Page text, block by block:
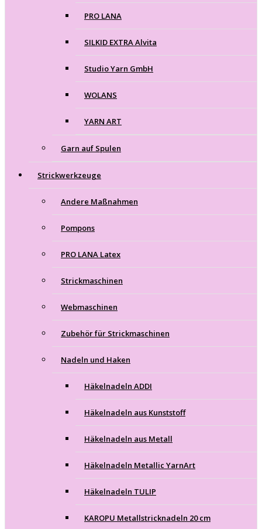
PRO LANA
SILKID EXTRA Alvita
Studio Yarn GmbH
WOLANS
YARN ART
Garn auf Spulen
Strickwerkzeuge
Andere Maßnahmen
Pompons
PRO LANA Latex
Strickmaschinen
Webmaschinen
Zubehör für Strickmaschinen
Nadeln und Haken
Häkelnadeln ADDI
Häkelnadeln aus Kunststoff
Häkelnadeln aus Metall
Häkelnadeln Metallic YarnArt
Häkelnadeln TULIP
KAROPU Metallstricknadeln 20 cm